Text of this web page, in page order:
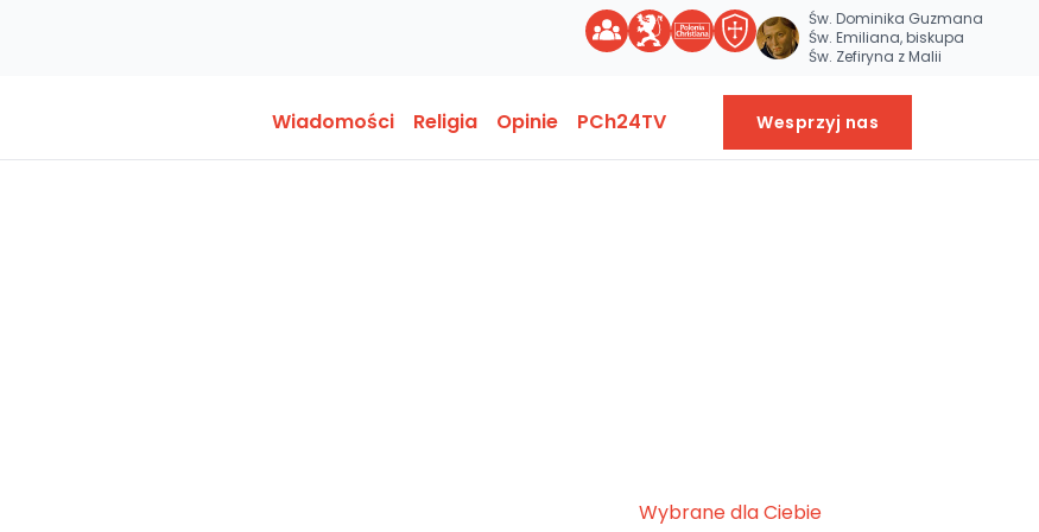
Św. Dominika Guzmana
Św. Emiliana, biskupa
Św. Zefiryna z Malii
Wiadomości Religia Opinie PCh24TV Wesprzyj nas
Wybrane dla Ciebie